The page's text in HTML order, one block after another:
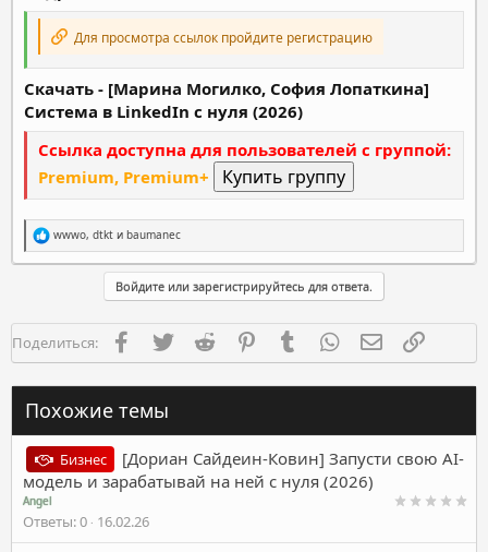
Для просмотра ссылок пройдите регистрацию
Скачать - [Марина Могилкo, София Лопаткина]
Cистема в LinkedIn с нуля (2026)
Ссылка доступна для пользователей с группой:
Premium, Premium+
Р
е
а
и
:
wwwo, dtkt и baumanec
Войдите или зарегистрируйтесь для ответа.
Поделиться: FacebookTwitter Reddit PinterestTumblr WhatsAppЭлектронная
Похожие темы
Бизнес
[Дориан Сайдеин-Ковин] Запусти свою AI-
модель и зарабатывай на ней с нуля (2026)
Angel
Ответы 0 16.02.26